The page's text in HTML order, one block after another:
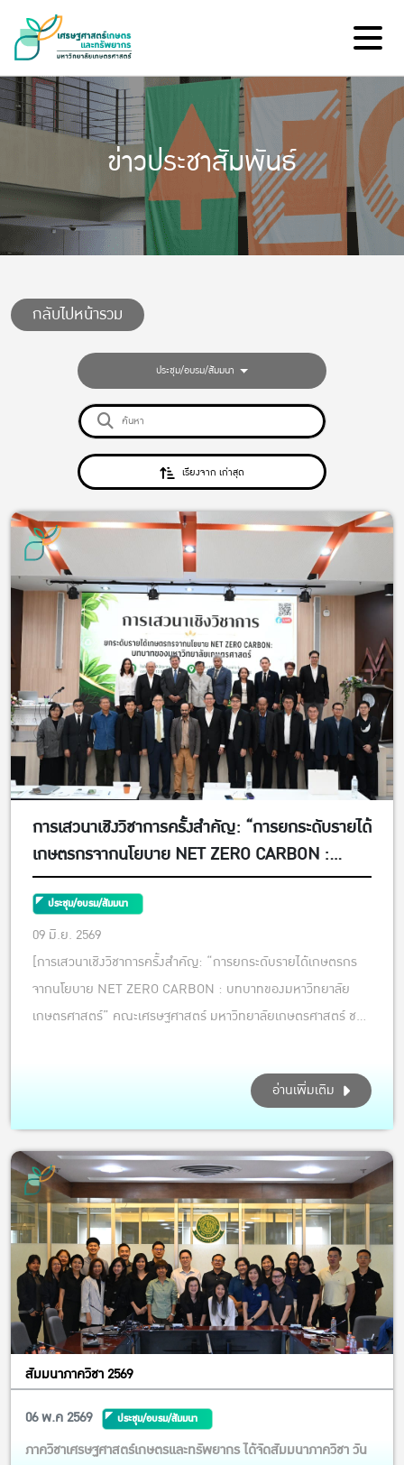
ข่าวประชาสัมพันธ์
กลับไปหน้ารวม
ประชุม/อบรม/สัมมนา
เรียงจาก เก่าสุด
การเสวนาเชิงวิชาการครั้งสำคัญ: “การยกระดับรายได้
เกษตรกรจากนโยบาย NET ZERO CARBON :
บทบาทของมหาวิทยาลัยเกษตรศาสตร์”
ประชุม/อบรม/สัมมนา
09 มิ.ย. 2569
[การเสวนาเชิงวิชาการครั้งสำคัญ: “การยกระดับรายได้เกษตรกร
จากนโยบาย NET ZERO CARBON : บทบาทของมหาวิทยาลัย
เกษตรศาสตร์” คณะเศรษฐศาสตร์ มหาวิทยาลัยเกษตรศาสตร์ ชวน
และสร้างโอกาสใหม่ให้เกษตรกรไทย ณ ห้อง EC5205 ชั้น 2 อาคาร
อ่านเพิ่มเติม
สัมมนาภาควิชา 2569
06 พ.ค 2569
ประชุม/อบรม/สัมมนา
ภาควิชาเศรษฐศาสตร์เกษตรและทรัพยากร ได้จัดสัมมนาภาควิชา วัน